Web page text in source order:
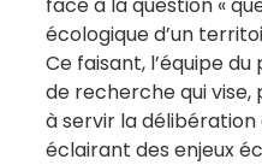
écologique d’un
Ce faisant, l’équipe
de recherche qui
à servir la
éclairant des enjeux